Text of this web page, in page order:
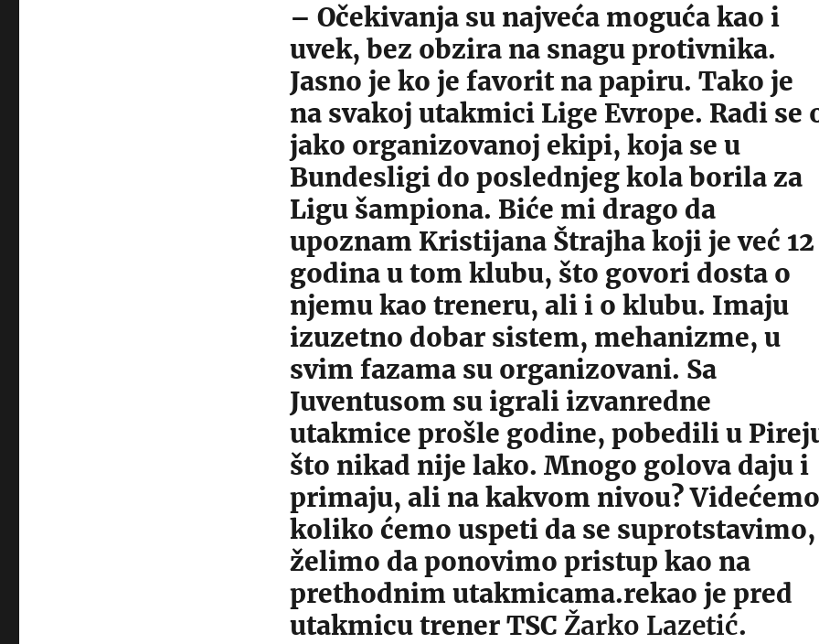
– Očekivanja su najveća moguća kao i
uvek, bez obzira na snagu protivnika.
Jasno je ko je favorit na papiru. Tako je
na svakoj utakmici Lige Evrope. Radi se
jako organizovanoj ekipi, koja se u
Bundesligi do poslednjeg kola borila za
Ligu šampiona. Biće mi drago da
upoznam Kristijana Štrajha koji je već 12
godina u tom klubu, što govori dosta o
njemu kao treneru, ali i o klubu. Imaju
izuzetno dobar sistem, mehanizme, u
svim fazama su organizovani. Sa
Juventusom su igrali izvanredne
utakmice prošle godine, pobedili u
što nikad nije lako. Mnogo golova daju i
primaju, ali na kakvom nivou? Videćemo
koliko ćemo uspeti da se suprotstavimo,
želimo da ponovimo pristup kao na
prethodnim utakmicama.rekao je pred
utakmicu trener TSC Žarko Lazetić.